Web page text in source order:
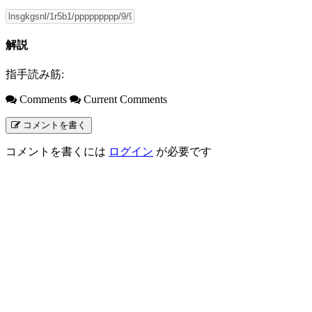
解説
指手読み筋:
Comments Current Comments
コメントを書く
コメントを書くには ログイン が必要です